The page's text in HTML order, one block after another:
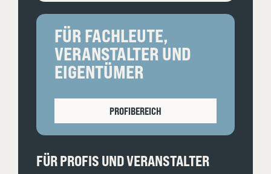
FÜR FACHLEUTE,
VERANSTALTER UND
EIGENTÜMER
PROFIBEREICH
FÜR PROFIS UND VERANSTALTER